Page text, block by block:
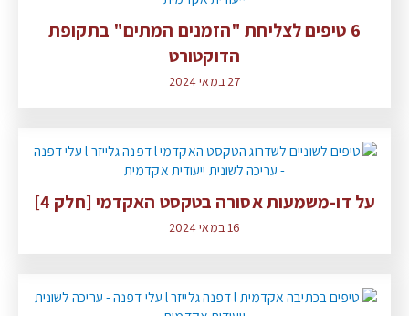
6 טיפים לצליחת "הזמנים המתים" בתקופת
הדוקטורט
27 במאי 2024
על דו-משמעות אסורה בטקסט האקדמי [חלק 4]
16 במאי 2024